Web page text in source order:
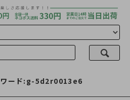
ワード:g-5d2r0013e6